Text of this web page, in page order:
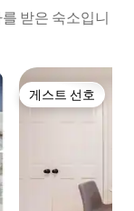
받은 숙소입니
게스트 선호
게스트 선호